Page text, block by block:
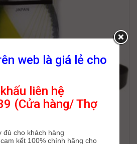
web là giá lẻ cho
liên hệ
(Cửa hàng/ Thợ
đủ cho khách hàng
kết 100% chính hãng cho